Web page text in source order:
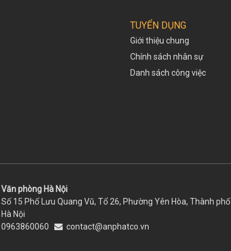
TUYỂN DỤNG
Giới thiệu chung
Chính sách nhân sự
Danh sách công việc
Văn phòng Hà Nội
Số 15 Phố Lưu Quang Vũ, Tổ 26, Phường Yên Hòa, Thành phố
Hà Nội
0963860060
contact@anphatco.vn